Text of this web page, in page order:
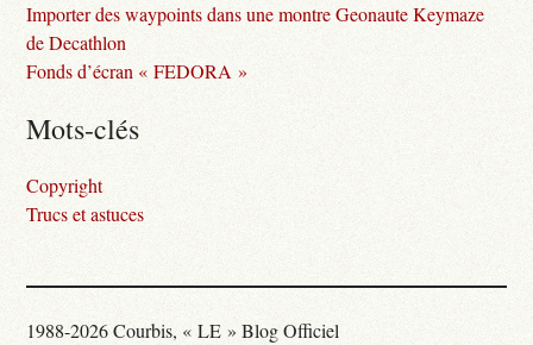
Importer des waypoints dans une montre Geonaute Keymaze
de Decathlon
Fonds d’écran « FEDORA »
Mots-clés
Copyright
Trucs et astuces
1988-2026 Courbis, « LE » Blog Officiel